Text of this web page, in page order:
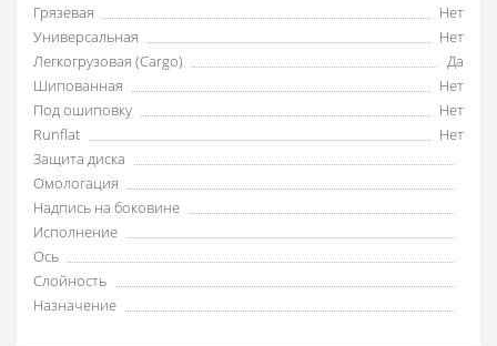
Грязевая
Нет
Универсальная
Нет
Легкогрузовая (Cargo)
Да
Шипованная
Нет
Под ошиповку
Нет
Runflat
Нет
Защита диска
Омологация
Надпись на боковине
Исполнение
Ось
Слойность
Назначение